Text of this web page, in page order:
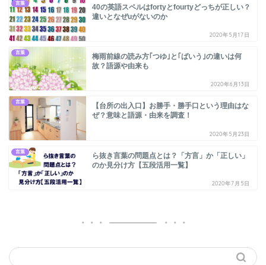
言葉
40の英語スペルはfortyとfourtyどっちが正しい？
違いとなぜuがないのか
2020年5月17日
言葉
梅雨前線の読み方｢つゆ｣と｢ばいう｣の違いは何
故？語源や由来も
2020年6月13日
言葉
【台所の出入口】お勝手・勝手口という理由はな
ぜ？意味と語源・由来を調査！
2020年5月23日
言葉
ら抜き言葉の問題点とは？「方言」か「正しい」
のか見分け方【五段活用一覧】
2020年7月5日